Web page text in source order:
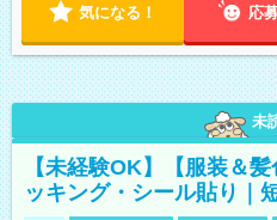
気になる！ 応
未
【未経験OK】【服装＆
ッキング・シール貼り｜